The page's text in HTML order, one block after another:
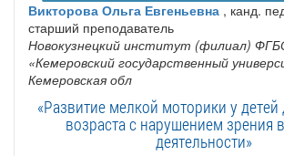
Викторова Ольга Евгеньевна , канд.
старший преподаватель
Новокузнецкий институт (филиал)
«Кемеровский государственный
Кемеровская обл
«Развитие мелкой моторики у
возраста с нарушением зрения
деятельности»